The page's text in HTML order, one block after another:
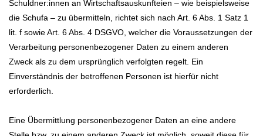
Schuldner:innen an Wirtschaftsauskunfteien – wie beispielsweise
die Schufa – zu übermitteln, richtet sich nach Art. 6 Abs. 1 Satz 1
lit. f sowie Art. 6 Abs. 4 DSGVO, welcher die Voraussetzungen der
Verarbeitung personenbezogener Daten zu einem anderen
Zweck als zu dem ursprünglich verfolgten regelt. Ein
Einverständnis der betroffenen Personen ist hierfür nicht
erforderlich.
Eine Übermittlung personenbezogener Daten an eine andere